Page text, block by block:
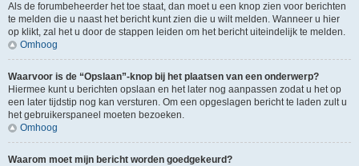
Als de forumbeheerder het toe staat, dan moet u een knop zien voor berichten
te melden die u naast het bericht kunt zien die u wilt melden. Wanneer u hier
op klikt, zal het u door de stappen leiden om het bericht uiteindelijk te melden.
Omhoog
Waarvoor is de “Opslaan”-knop bij het plaatsen van een onderwerp?
Hiermee kunt u berichten opslaan en het later nog aanpassen zodat u het op
een later tijdstip nog kan versturen. Om een opgeslagen bericht te laden zult u
het gebruikerspaneel moeten bezoeken.
Omhoog
Waarom moet mijn bericht worden goedgekeurd?